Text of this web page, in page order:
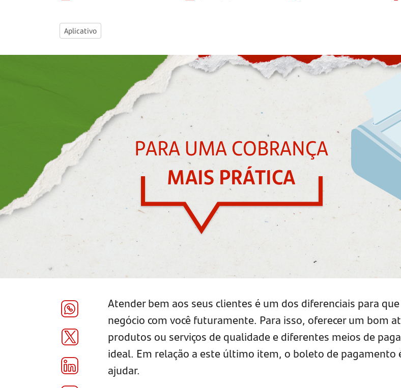
Aplicativo
Atender bem aos seus clientes é um dos diferenciais para
negócio com você futuramente. Para isso, oferecer um bom
produtos ou serviços de qualidade e diferentes meios de
ideal. Em relação a este último item, o boleto de pagamento
ajudar.